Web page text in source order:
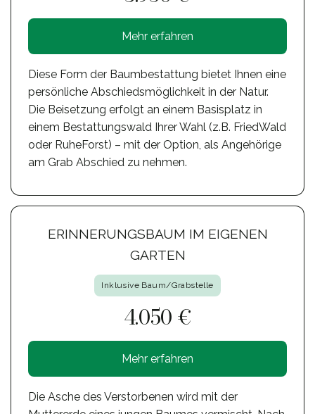
Mehr erfahren
Diese Form der Baumbestattung bietet Ihnen eine
persönliche Abschiedsmöglichkeit in der Natur.
Die Beisetzung erfolgt an einem Basisplatz in
einem Bestattungswald Ihrer Wahl (z.B. FriedWald
oder RuheForst) – mit der Option, als Angehörige
am Grab Abschied zu nehmen.
ERINNERUNGSBAUM IM EIGENEN
GARTEN
Inklusive Baum/Grabstelle
4.050 €
Mehr erfahren
Die Asche des Verstorbenen wird mit der